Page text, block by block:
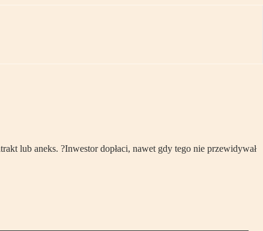
lub aneks. ?Inwestor dopłaci, nawet gdy tego nie przewidywał